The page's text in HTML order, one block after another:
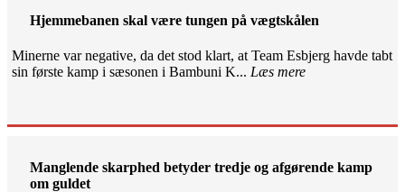
Hjemmebanen skal være tungen på vægtskålen
Minerne var negative, da det stod klart, at Team Esbjerg havde tabt
sin første kamp i sæsonen i Bambuni K... Læs mere
Manglende skarphed betyder tredje og afgørende kamp
om guldet